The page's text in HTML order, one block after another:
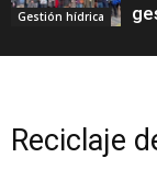
Gestión hídrica
Reciclaje